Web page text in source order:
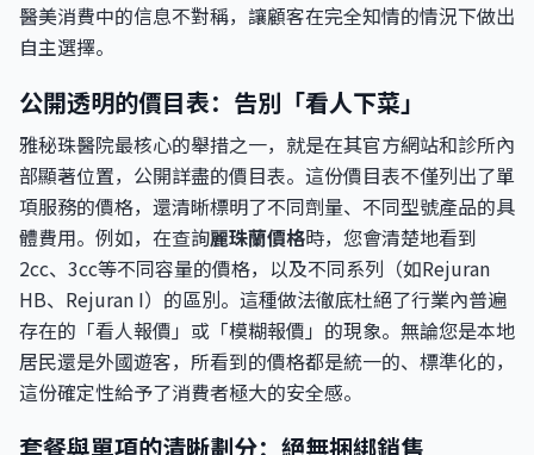
醫美消費中的信息不對稱，讓顧客在完全知情的情況下做出
自主選擇。
公開透明的價目表：告別「看人下菜」
雅秘珠醫院最核心的舉措之一，就是在其官方網站和診所內
部顯著位置，公開詳盡的價目表。這份價目表不僅列出了單
項服務的價格，還清晰標明了不同劑量、不同型號產品的具
體費用。例如，在查詢麗珠蘭價格時，您會清楚地看到
2cc、3cc等不同容量的價格，以及不同系列（如Rejuran
HB、Rejuran I）的區別。這種做法徹底杜絕了行業內普遍
存在的「看人報價」或「模糊報價」的現象。無論您是本地
居民還是外國遊客，所看到的價格都是統一的、標準化的，
這份確定性給予了消費者極大的安全感。
套餐與單項的清晰劃分：絕無捆綁銷售